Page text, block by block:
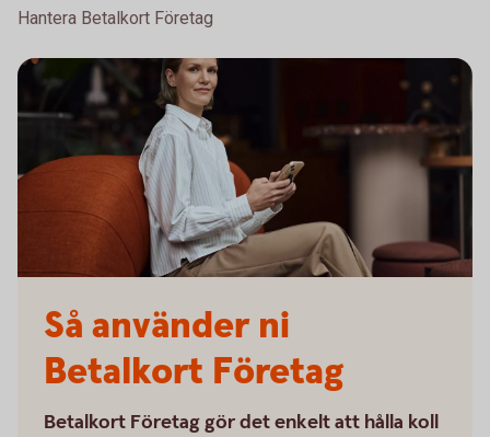
Hantera Betalkort Företag
Så använder ni
Betalkort Företag
Betalkort Företag gör det enkelt att hålla koll